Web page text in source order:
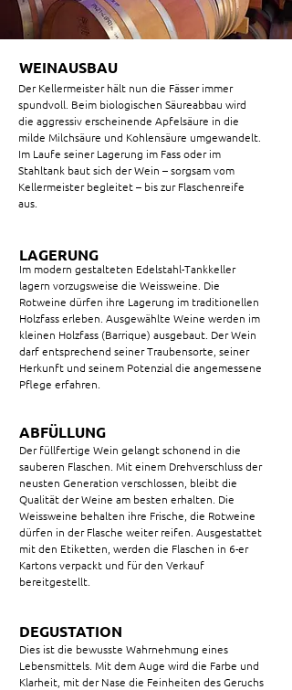
WEINAUSBAU
Der Kellermeister hält nun die Fässer immer
spundvoll. Beim biologischen Säureabbau wird
die aggressiv erscheinende Apfelsäure in die
milde Milchsäure und Kohlensäure umgewandelt.
Im Laufe seiner Lagerung im Fass oder im
Stahltank baut sich der Wein – sorgsam vom
Kellermeister begleitet – bis zur Flaschenreife
aus.
LAGERUNG
Im modern gestalteten Edelstahl-Tankkeller
lagern vorzugsweise die Weissweine. Die
Rotweine dürfen ihre Lagerung im traditionellen
Holzfass erleben. Ausgewählte Weine werden im
kleinen Holzfass (Barrique) ausgebaut. Der Wein
darf entsprechend seiner Traubensorte, seiner
Herkunft und seinem Potenzial die angemessene
Pflege erfahren.
ABFÜLLUNG
Der füllfertige Wein gelangt schonend in die
sauberen Flaschen. Mit einem Drehverschluss der
neusten Generation verschlossen, bleibt die
Qualität der Weine am besten erhalten. Die
Weissweine behalten ihre Frische, die Rotweine
dürfen in der Flasche weiter reifen. Ausgestattet
mit den Etiketten, werden die Flaschen in 6-er
Kartons verpackt und für den Verkauf
bereitgestellt.
DEGUSTATION
Dies ist die bewusste Wahrnehmung eines
Lebensmittels. Mit dem Auge wird die Farbe und
Klarheit, mit der Nase die Feinheiten des Geruchs